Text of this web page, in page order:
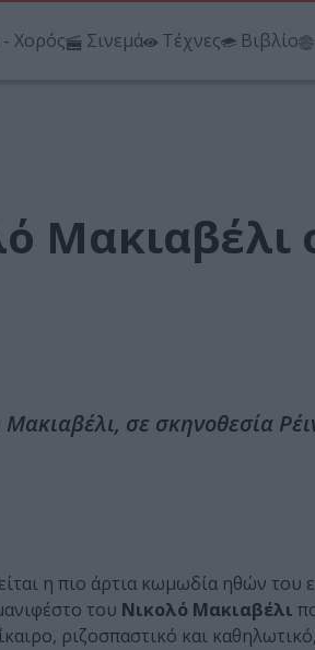
Χορός Σινεμά Τέχνες Βιβλίο
Μακιαβέλι
σε σκηνοθεσία
η πιο άρτια κωμωδία ηθών του
του Νικολό Μακιαβέλι
ριζοσπαστικό και